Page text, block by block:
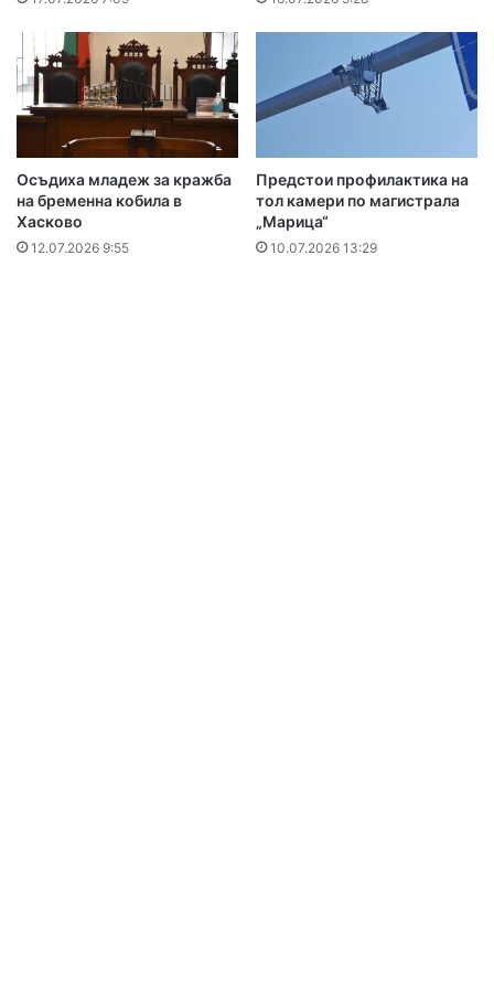
Осъдиха младеж за кражба
на бременна кобила в
Хасково
12.07.2026 9:55
Предстои профилактика на
тол камери по магистрала
„Марица“
10.07.2026 13:29